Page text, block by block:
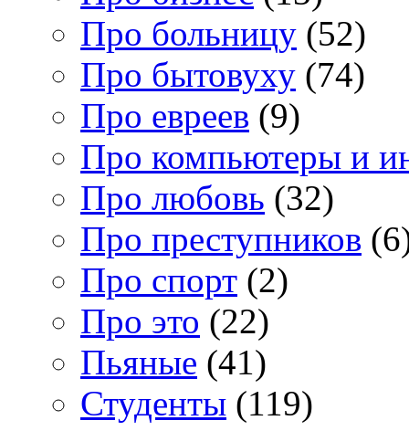
Про больницу (52)
Про бытовуху (74)
Про евреев (9)
Про компьютеры и
Про любовь (32)
Про преступников
Про спорт (2)
Про это (22)
Пьяные (41)
Студенты (119)